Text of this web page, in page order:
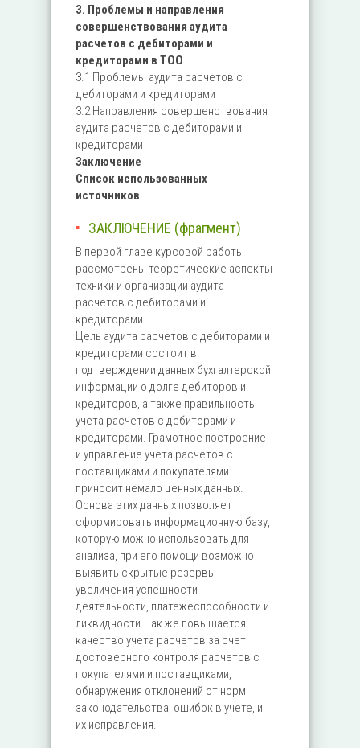
3. Проблемы и направления
совершенствования аудита
расчетов с дебиторами и
кредиторами в ТОО
3.1 Проблемы аудита расчетов с
дебиторами и кредиторами
3.2 Направления совершенствования
аудита расчетов с дебиторами и
кредиторами
Заключение
Список использованных
источников
ЗАКЛЮЧЕНИЕ (фрагмент)
В первой главе курсовой работы
рассмотрены теоретические аспекты
техники и организации аудита
расчетов с дебиторами и
кредиторами.
Цель аудита расчетов с дебиторами и
кредиторами состоит в
подтверждении данных бухгалтерской
информации о долге дебиторов и
кредиторов, а также правильность
учета расчетов с дебиторами и
кредиторами. Грамотное построение
и управление учета расчетов с
поставщиками и покупателями
приносит немало ценных данных.
Основа этих данных позволяет
сформировать информационную базу,
которую можно использовать для
анализа, при его помощи возможно
выявить скрытые резервы
увеличения успешности
деятельности, платежеспособности и
ликвидности. Так же повышается
качество учета расчетов за счет
достоверного контроля расчетов с
покупателями и поставщиками,
обнаружения отклонений от норм
законодательства, ошибок в учете, и
их исправления.